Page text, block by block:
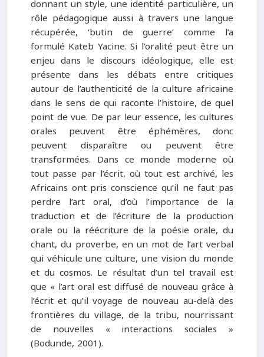
donnant un style, une identité particulière, un
rôle pédagogique aussi à travers une langue
récupérée, ‘butin de guerre’ comme l’a
formulé Kateb Yacine. Si l’oralité peut être un
enjeu dans le discours idéologique, elle est
présente dans les débats entre critiques
autour de l’authenticité de la culture africaine
dans le sens de qui raconte l’histoire, de quel
point de vue. De par leur essence, les cultures
orales peuvent être éphémères, donc
peuvent disparaître ou peuvent être
transformées. Dans ce monde moderne où
tout passe par l’écrit, où tout est archivé, les
Africains ont pris conscience qu’il ne faut pas
perdre l’art oral, d’où l’importance de la
traduction et de l’écriture de la production
orale ou la réécriture de la poésie orale, du
chant, du proverbe, en un mot de l’art verbal
qui véhicule une culture, une vision du monde
et du cosmos. Le résultat d’un tel travail est
que « l’art oral est diffusé de nouveau grâce à
l’écrit et qu’il voyage de nouveau au-delà des
frontières du village, de la tribu, nourrissant
de nouvelles « interactions sociales »
(Bodunde, 2001).